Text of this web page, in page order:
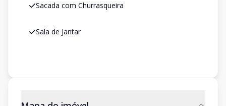
Sacada com Churrasqueira
Sala de Jantar